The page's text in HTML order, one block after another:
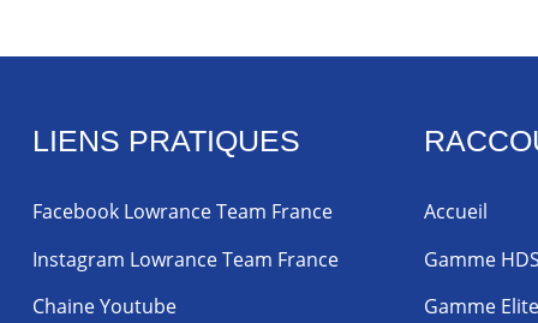
LIENS PRATIQUES
Facebook Lowrance Team France
Instagram Lowrance Team France
Chaine Youtube
Accueil
Gamme HDS
Gamme Elite